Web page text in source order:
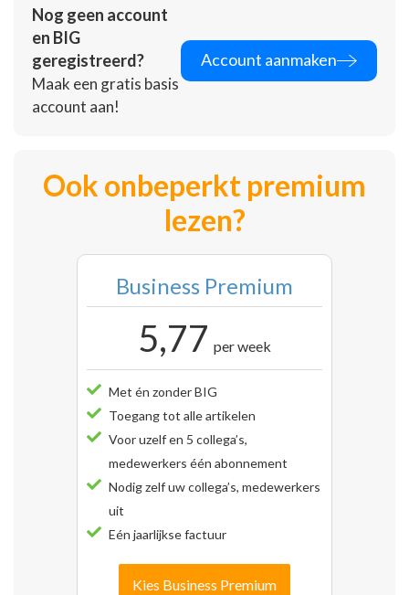
Nog geen account
en BIG
geregistreerd?
Maak een gratis basis
account aan!
Account aanmaken
Ook onbeperkt premium
lezen?
Business Premium
5,77 per week
Met én zonder BIG
Toegang tot alle artikelen
Voor uzelf en 5 collega’s,
medewerkers één abonnement
Nodig zelf uw collega’s, medewerkers
uit
Eén jaarlijkse factuur
Kies Business Premium